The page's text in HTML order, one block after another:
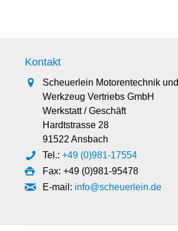
Kontakt
Scheuerlein Motorentechnik und
Werkzeug Vertriebs GmbH
Werkstatt / Geschäft
Hardtstrasse 28
91522 Ansbach
Tel.: +49 (0)981-17554
Fax: +49 (0)981-95478
E-mail: info@scheuerlein.de